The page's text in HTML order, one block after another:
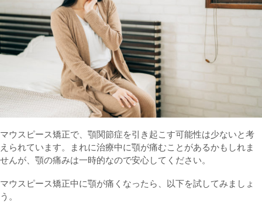
マウスピース矯正で、顎関節症を引き起こす可能性は少ないと考
えられています。まれに治療中に顎が痛むことがあるかもしれま
せんが、顎の痛みは一時的なので安心してください。
マウスピース矯正中に顎が痛くなったら、以下を試してみましょ
う。